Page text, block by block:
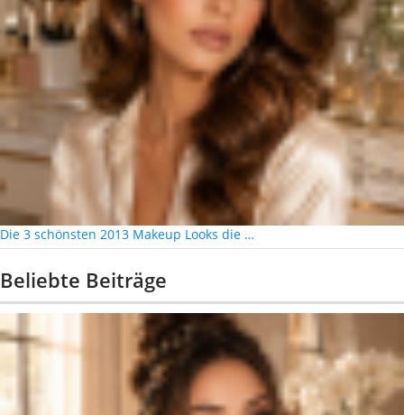
Die 3 schönsten 2013 Makeup Looks die …
Beliebte Beiträge